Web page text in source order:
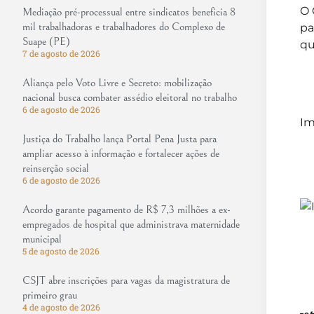
Mediação pré-processual entre sindicatos beneficia 8
mil trabalhadoras e trabalhadores do Complexo de
Suape (PE)
7 de agosto de 2026
Aliança pelo Voto Livre e Secreto: mobilização
nacional busca combater assédio eleitoral no trabalho
6 de agosto de 2026
Justiça do Trabalho lança Portal Pena Justa para
ampliar acesso à informação e fortalecer ações de
reinserção social
6 de agosto de 2026
Acordo garante pagamento de R$ 7,3 milhões a ex-
empregados de hospital que administrava maternidade
municipal
5 de agosto de 2026
CSJT abre inscrições para vagas da magistratura de
primeiro grau
4 de agosto de 2026
O